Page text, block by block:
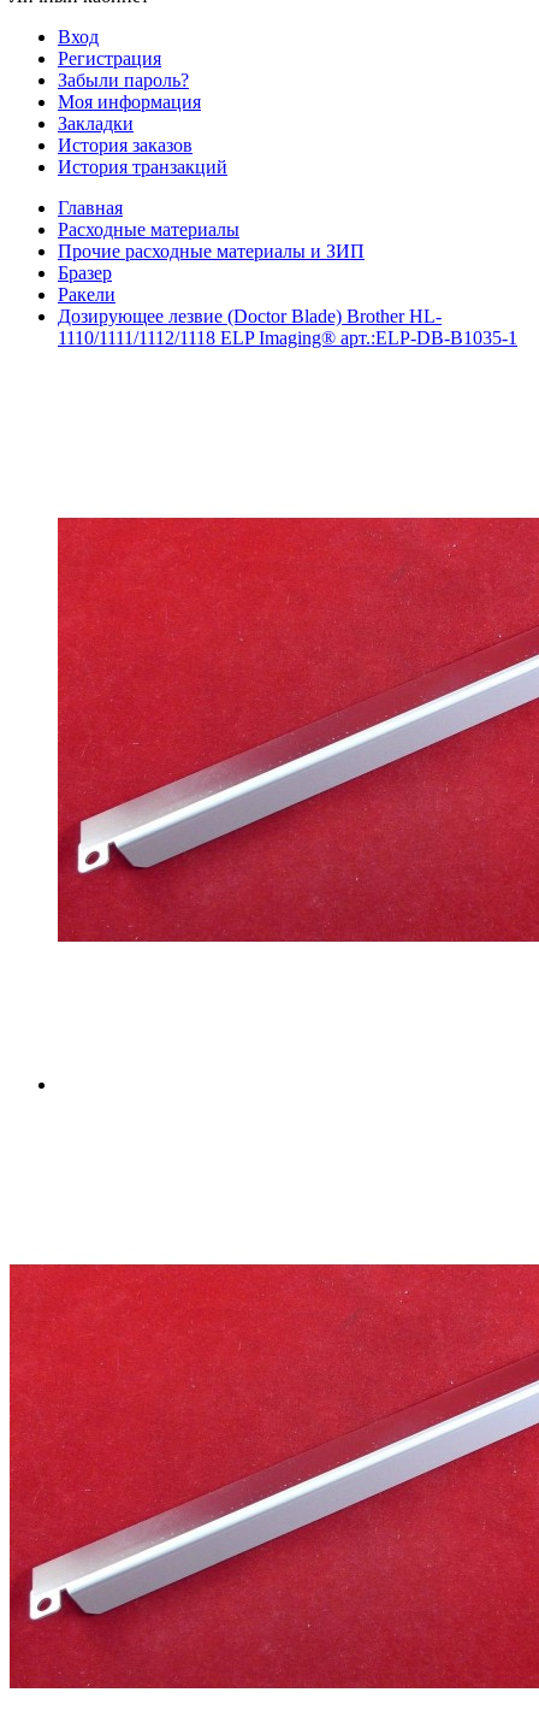
Вход
Регистрация
Забыли пароль?
Моя информация
Закладки
История заказов
История транзакций
Главная
Расходные материалы
Прочие расходные материалы и ЗИП
Бразер
Ракели
Дозирующее лезвие (Doctor Blade) Brother HL-
1110/1111/1112/1118 ELP Imaging® арт.:ELP-DB-B1035-1